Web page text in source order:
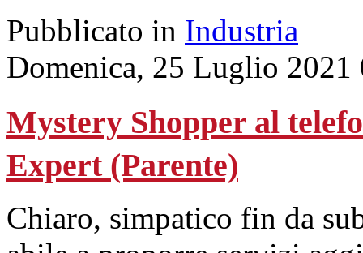
Pubblicato in Industria
Domenica, 25 Luglio 2021
Mystery Shopper al
Expert (Parente)
Chiaro, simpatico fin da